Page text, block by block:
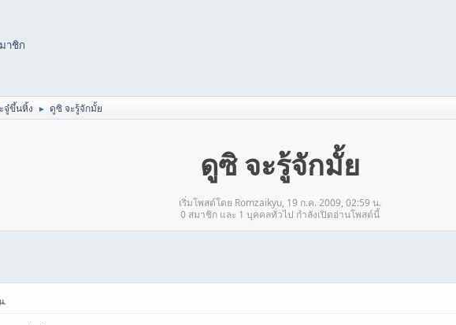
าชิก
จู๋ขึ้นหิ้ง ► ดูซิ จะรู้จักมั้ย
ดูซิ จะรู้จักมั้ย
เริ่มโพสต์โดย Romzaikyu, 19 ก.ค. 2009, 02:59 น.
0 สมาชิก และ 1 บุคคลทั่วไป กำลังเปิดอ่านโพสต์นี้
.